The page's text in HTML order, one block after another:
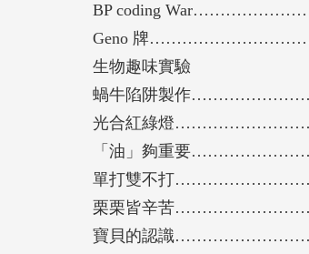
BP coding
Geno 牌
生物趣味實驗
蝸牛陷阱製作
光合紅綠燈
「油」夠重要
單打雙不打
栗栗皆辛苦
寶貝的認識